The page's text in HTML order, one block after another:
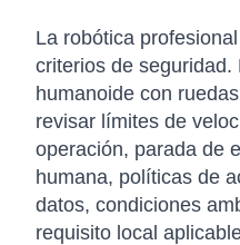
La robótica
criterios de seguridad.
humanoide con
revisar límites de
operación, parada de
humana, políticas de
datos, condiciones
requisito local